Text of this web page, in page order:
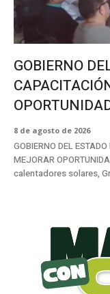
GOBIERNO
8 de agosto de 2026
GOBIERNO DEL
MEJORAR OPORTUNIDADES DE
calentadores solares,